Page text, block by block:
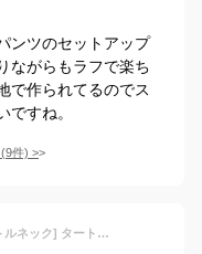
ンツのセットアップ
ながらもラフで楽ち
で作られてるのでス
ですね。
(9件) >
【送料無料】[ビジネスに使えるタートルネック] タートルネック カフス付き チクチクしない 大人タートル メンズ 長袖 ニット ビジネス ビジカジ オフィス ストレッチ 綿100％ Brinkers フレックスジャパン [P13S1BK11]